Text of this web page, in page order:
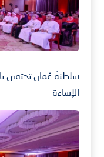
سلطنةُ عُمان تحتفي
الإساءة